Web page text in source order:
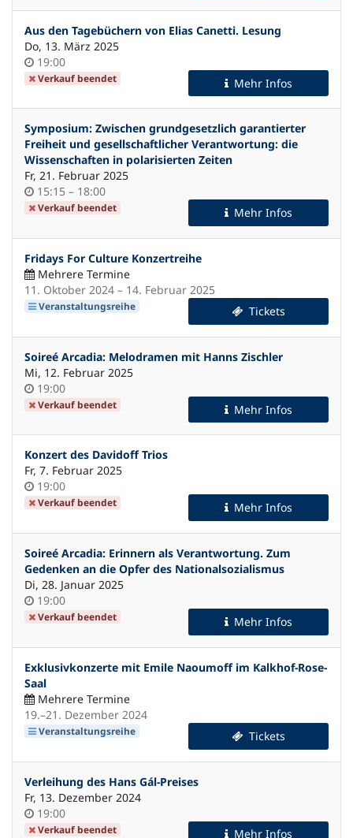
Aus den Tagebüchern von Elias Canetti. Lesung
Do, 13. März 2025
Uhrzeit
19:00
Verkauf beendet Mehr Infos
Symposium: Zwischen grundgesetzlich garantierter
Freiheit und gesellschaftlicher Verantwortung: die
Wissenschaften in polarisierten Zeiten
Fr, 21. Februar 2025
Uhrzeit
15:15 –bis
18:00
Verkauf beendet Mehr Infos
Fridays For Culture Konzertreihe
Mehrere Termine
11. Oktober 2024 –bis
14. Februar 2025
Veranstaltungsreihe Tickets
Soireé Arcadia: Melodramen mit Hanns Zischler
Mi, 12. Februar 2025
Uhrzeit
19:00
Verkauf beendet Mehr Infos
Konzert des Davidoff Trios
Fr, 7. Februar 2025
Uhrzeit
19:00
Verkauf beendet Mehr Infos
Soireé Arcadia: Erinnern als Verantwortung. Zum
Gedenken an die Opfer des Nationalsozialismus
Di, 28. Januar 2025
Uhrzeit
19:00
Verkauf beendet Mehr Infos
Exklusivkonzerte mit Emile Naoumoff im Kalkhof-Rose-
Saal
Mehrere Termine
19.–bis
21. Dezember 2024
Veranstaltungsreihe Tickets
Verleihung des Hans Gál-Preises
Fr, 13. Dezember 2024
Uhrzeit
19:00
Verkauf beendet Mehr Infos